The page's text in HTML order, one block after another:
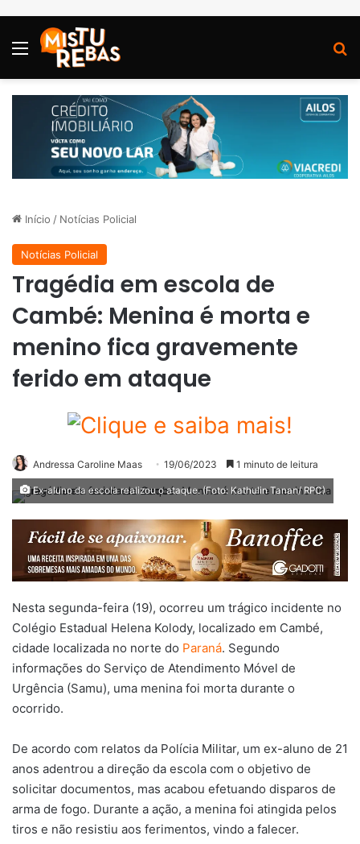
Menu
Início / Notícias Policial
Notícias Policial
Tragédia em escola de
Cambé: Menina é morta e
menino fica gravemente
ferido em ataque
Andressa Caroline Maas 19/06/2023 1 minuto de leitura
Ex-aluno da escola realizou o ataque. (Foto: Kathulin Tanan/ RPC)
Nesta segunda-feira (19), ocorreu um trágico incidente no
Colégio Estadual Helena Kolody, localizado em Cambé,
cidade localizada no norte do Paraná. Segundo
informações do Serviço de Atendimento Móvel de
Urgência (Samu), uma menina foi morta durante o
ocorrido.
De acordo com relatos da Polícia Militar, um ex-aluno de 21
anos adentrou a direção da escola com o objetivo de
solicitar documentos, mas acabou efetuando disparos de
arma de fogo. Durante a ação, a menina foi atingida pelos
tiros e não resistiu aos ferimentos, vindo a falecer.